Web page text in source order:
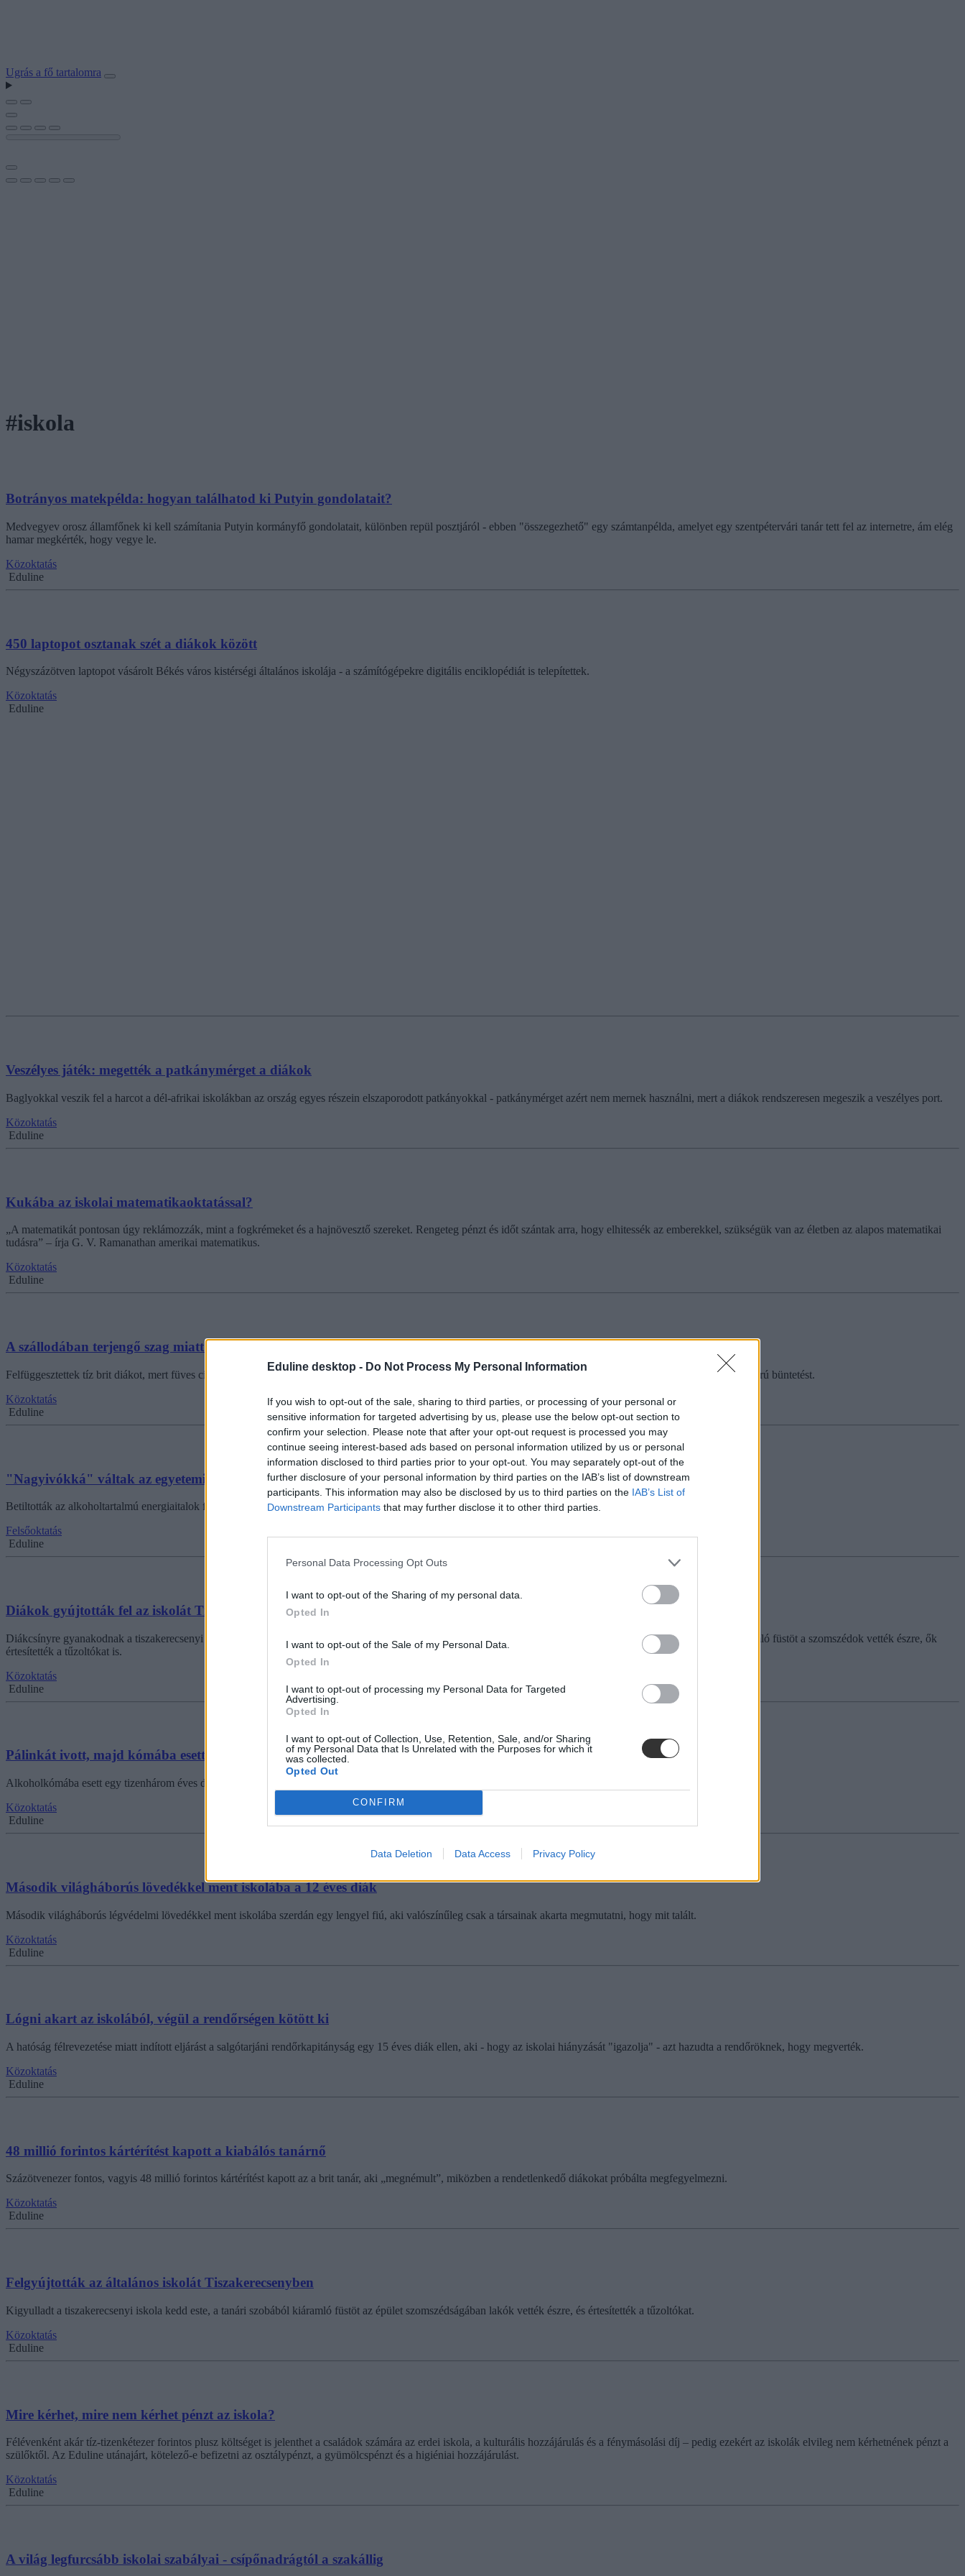
Eduline desktop - Do Not Process My Personal Information
If you wish to opt-out of the sale, sharing to third parties, or processing of your personal or
sensitive information for targeted advertising by us, please use the below opt-out section to
confirm your selection. Please note that after your opt-out request is processed you may
continue seeing interest-based ads based on personal information utilized by us or personal
information disclosed to third parties prior to your opt-out. You may separately opt-out of the
further disclosure of your personal information by third parties on the IAB’s list of downstream
participants. This information may also be disclosed by us to third parties on the IAB’s List of
Downstream Participants that may further disclose it to other third parties.
Personal Data Processing Opt Outs
I want to opt-out of the Sharing of my personal data.
Opted In
I want to opt-out of the Sale of my Personal Data.
Opted In
I want to opt-out of processing my Personal Data for Targeted
Advertising.
Opted In
I want to opt-out of Collection, Use, Retention, Sale, and/or Sharing
of my Personal Data that Is Unrelated with the Purposes for which it
was collected.
Opted Out
CONFIRM
Data Deletion Data Access Privacy Policy
Ugrás a fő tartalomra
#iskola
Botrányos matekpélda: hogyan találhatod ki Putyin gondolatait?
Medvegyev orosz államfőnek ki kell számítania Putyin kormányfő gondolatait, különben repül posztjáról - ebben "összegezhető" egy számtanpélda, amelyet egy szentpétervári tanár tett fel az internetre, ám elég
hamar megkérték, hogy vegye le.
Közoktatás
Eduline
450 laptopot osztanak szét a diákok között
Négyszázötven laptopot vásárolt Békés város kistérségi általános iskolája - a számítógépekre digitális enciklopédiát is telepítettek.
Közoktatás
Eduline
Veszélyes játék: megették a patkánymérget a diákok
Baglyokkal veszik fel a harcot a dél-afrikai iskolákban az ország egyes részein elszaporodott patkányokkal - patkánymérget azért nem mernek használni, mert a diákok rendszeresen megeszik a veszélyes port.
Közoktatás
Eduline
Kukába az iskolai matematikaoktatással?
„A matematikát pontosan úgy reklámozzák, mint a fogkrémeket és a hajnövesztő szereket. Rengeteg pénzt és időt szántak arra, hogy elhitessék az emberekkel, szükségük van az életben az alapos matematikai
tudásra” – írja G. V. Ramanathan amerikai matematikus.
Közoktatás
Eduline
A szállodában terjengő szag miatt buktak le a diákok
Felfüggesztettek tíz brit diákot, mert füves cigit szívtak az osztálykiránduláson – az intézmény igazgatója szerint szégyent hoztak az iskolára, ezért megérdemlik a szigorú büntetést.
Közoktatás
Eduline
"Nagyivókká" váltak az egyetemisták
Betiltották az alkoholtartalmú energiaitalok forgalmazását Washington államban, miután több egyetemi hallgató kórházba került a fogyasztásuk miatt.
Felsőoktatás
Eduline
Diákok gyújtották fel az iskolát Tiszakerecsenyben?
Diákcsínyre gyanakodnak a tiszakerecsenyi pedagógusok: a Szabolcs-Szatmár-Bereg megyei település általános iskolája kedd este gyulladt ki, a tanári szobából kiáramló füstöt a szomszédok vették észre, ők
értesítették a tűzoltókat is.
Közoktatás
Eduline
Pálinkát ivott, majd kómába esett egy hetedikes fiú
Alkoholkómába esett egy tizenhárom éves diák Romániában - valószínűleg otthon, szülei tudta nélkül ivott a házi pálinkából.
Közoktatás
Eduline
Második világháborús lövedékkel ment iskolába a 12 éves diák
Második világháborús légvédelmi lövedékkel ment iskolába szerdán egy lengyel fiú, aki valószínűleg csak a társainak akarta megmutatni, hogy mit talált.
Közoktatás
Eduline
Lógni akart az iskolából, végül a rendőrségen kötött ki
A hatóság félrevezetése miatt indított eljárást a salgótarjáni rendőrkapitányság egy 15 éves diák ellen, aki - hogy az iskolai hiányzását "igazolja" - azt hazudta a rendőröknek, hogy megverték.
Közoktatás
Eduline
48 millió forintos kártérítést kapott a kiabálós tanárnő
Százötvenezer fontos, vagyis 48 millió forintos kártérítést kapott az a brit tanár, aki „megnémult”, miközben a rendetlenkedő diákokat próbálta megfegyelmezni.
Közoktatás
Eduline
Felgyújtották az általános iskolát Tiszakerecsenyben
Kigyulladt a tiszakerecsenyi iskola kedd este, a tanári szobából kiáramló füstöt az épület szomszédságában lakók vették észre, és értesítették a tűzoltókat.
Közoktatás
Eduline
Mire kérhet, mire nem kérhet pénzt az iskola?
Félévenként akár tíz-tizenkétezer forintos plusz költséget is jelenthet a családok számára az erdei iskola, a kulturális hozzájárulás és a fénymásolási díj – pedig ezekért az iskolák elvileg nem kérhetnének pénzt a
szülőktől. Az Eduline utánajárt, kötelező-e befizetni az osztálypénzt, a gyümölcspénzt és a higiéniai hozzájárulást.
Közoktatás
Eduline
A világ legfurcsább iskolai szabályai - csípőnadrágtól a szakállig